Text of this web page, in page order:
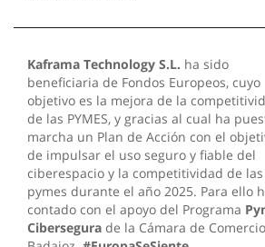
Kaframa Technology S.L. ha sido
beneficiaria de Fondos Europeos, cuyo
objetivo es la mejora de la
de las PYMES, y gracias al cual ha
marcha un Plan de Acción con el
de impulsar el uso seguro y fiable del
ciberespacio y la competitividad de las
pymes durante el año 2025. Para ello
contado con el apoyo del Programa
Cibersegura de la Cámara de